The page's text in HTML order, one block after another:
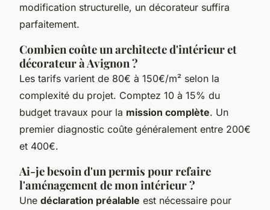
modification structurelle, un décorateur suffira
parfaitement.
Combien coûte un architecte d'intérieur et
décorateur à Avignon ?
Les tarifs varient de 80€ à 150€/m² selon la
complexité du projet. Comptez 10 à 15% du
budget travaux pour la mission complète. Un
premier diagnostic coûte généralement entre 200€
et 400€.
Ai-je besoin d'un permis pour refaire
l'aménagement de mon intérieur ?
Une déclaration préalable est nécessaire pour